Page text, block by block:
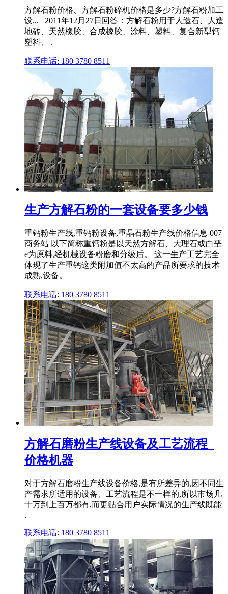
方解石粉价格、方解石粉碎机价格是多少?方解石粉加工
设..._ 2011年12月27日回答：方解石粉用于人造石、人造
地砖、天然橡胶、合成橡胶、涂料、塑料、复合新型钙
塑料、 .
联系电话: 180 3780 8511
生产方解石粉的一套设备要多少钱
重钙粉生产线,重钙粉设备,重晶石粉生产线价格信息 007
商务站 以下简称重钙粉是以天然方解石、大理石或白垩
e为原料,经机械设备粉磨和分级后。 这一生产工艺完全
体现了生产重钙这类附加值不太高的产品所要求的技术
成熟,设备。
联系电话: 180 3780 8511
方解石磨粉生产线设备及工艺流程_
价格机器
对于方解石磨粉生产线设备价格,是有所差异的,因不同生
产需求所适用的设备、工艺流程是不一样的,所以市场几
十万到上百万都有,而更贴合用户实际情况的生产线既能
.
联系电话: 180 3780 8511